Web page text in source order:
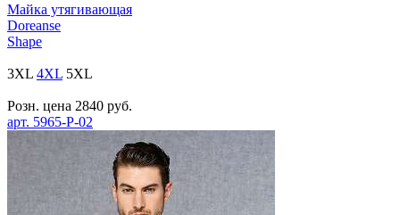
Майка утягивающая
Doreanse
Shape
3XL 4XL 5XL
Розн. цена 2840 руб.
арт. 5965-P-02